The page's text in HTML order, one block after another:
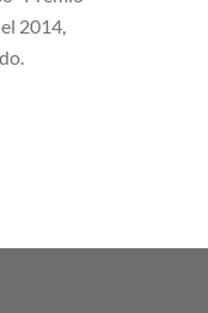
2014,